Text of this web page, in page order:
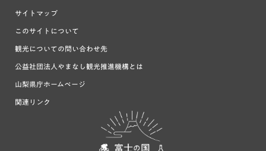
サイトマップ
このサイトについて
観光についての問い合わせ先
公益社団法人やまなし観光推進機構とは
山梨県庁ホームページ
関連リンク
富士の国や
まなし